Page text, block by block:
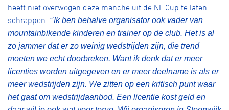
heeft niet overwogen deze manche uit de NL Cup te laten
schrappen. ‘’Ik ben behalve organisator ook vader van
mountainbikende kinderen en trainer op de club. Het is al
zo jammer dat er zo weinig wedstrijden zijn, die trend
moeten we echt doorbreken. Want ik denk dat er meer
licenties worden uitgegeven en er meer deelname is als er
meer wedstrijden zijn. We zitten op een kritisch punt waar
het gaat om wedstrijdaanbod. Een licentie kost geld en